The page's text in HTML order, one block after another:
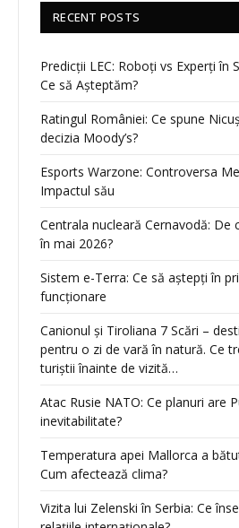
RECENT POSTS
Predicții LEC: Roboți vs Experți în
Ce să Așteptăm?
Ratingul României: Ce spune
decizia Moody’s?
Esports Warzone: Controversa
Impactul său
Centrala nucleară Cernavodă: De
în mai 2026?
Sistem e-Terra: Ce să aștepți în
funcționare
Canionul și Tiroliana 7 Scări –
pentru o zi de vară în natură. Ce
turiștii înainte de vizită…
Atac Rusie NATO: Ce planuri are
inevitabilitate?
Temperatura apei Mallorca a
Cum afectează clima?
Vizita lui Zelenski în Serbia: Ce